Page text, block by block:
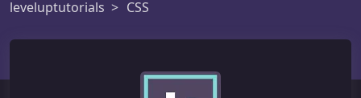
leveluptutorials
CSS